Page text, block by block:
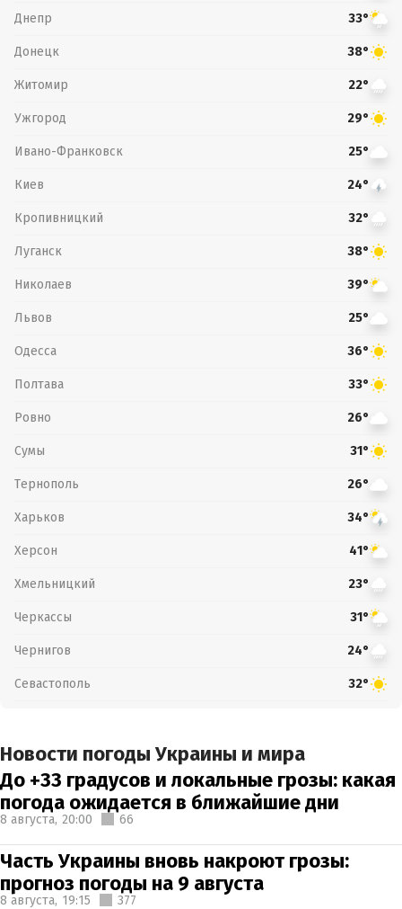
Днепр 33°
Донецк 38°
Житомир 22°
Ужгород 29°
Ивано-Франковск 25°
Киев 24°
Кропивницкий 32°
Луганск 38°
Николаев 39°
Львов 25°
Одесса 36°
Полтава 33°
Ровно 26°
Сумы 31°
Тернополь 26°
Харьков 34°
Херсон 41°
Хмельницкий 23°
Черкассы 31°
Чернигов 24°
Севастополь 32°
Новости погоды Украины и мира
До +33 градусов и локальные грозы: какая
погода ожидается в ближайшие дни
8 августа, 20:00 66
Часть Украины вновь накроют грозы:
прогноз погоды на 9 августа
8 августа, 19:15 377